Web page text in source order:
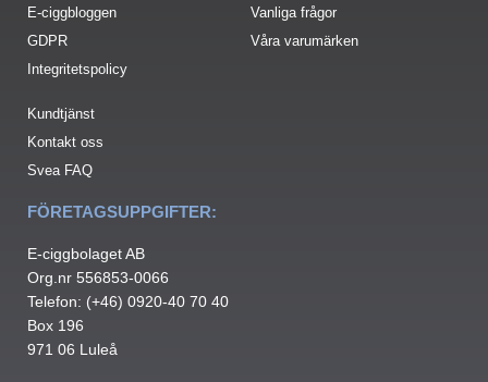
E-ciggbloggen
GDPR
Integritetspolicy
Kundtjänst
Kontakt oss
Svea FAQ
Vanliga frågor
Våra varumärken
FÖRETAGSUPPGIFTER:
E-ciggbolaget AB
Org.nr 556853-0066
Telefon: (+46) 0920-40 70 40
Box 196
971 06 Luleå